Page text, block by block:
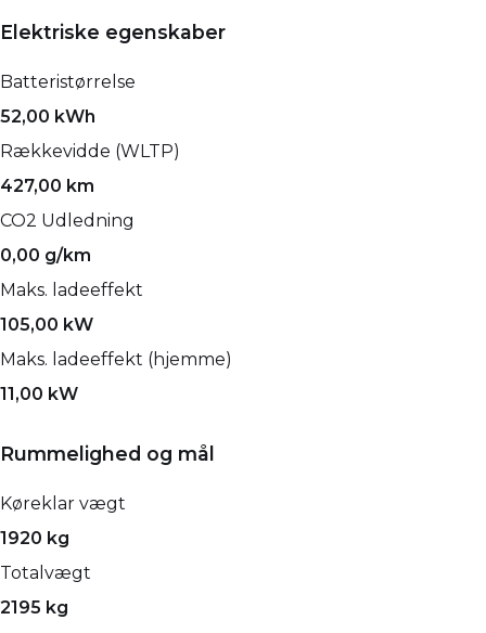
Elektriske egenskaber
Batteristørrelse
52,00 kWh
Rækkevidde (WLTP)
427,00 km
CO2 Udledning
0,00 g/km
Maks. ladeeffekt
105,00 kW
Maks. ladeeffekt (hjemme)
11,00 kW
Rummelighed og mål
Køreklar vægt
1920 kg
Totalvægt
2195 kg